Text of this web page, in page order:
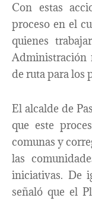
Con estas
proceso en el
quienes
Administración
de ruta para los
El alcalde de
que este
comunas y
las
iniciativas. De
señaló que el